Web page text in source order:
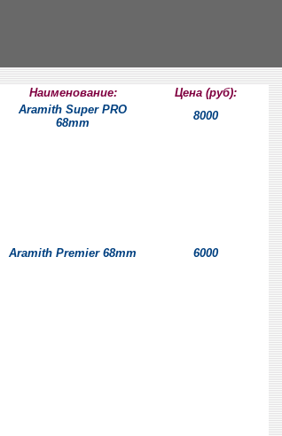
Наименование:
Цена (руб):
Aramith Super PRO
68mm
8000
Aramith Premier 68mm 6000